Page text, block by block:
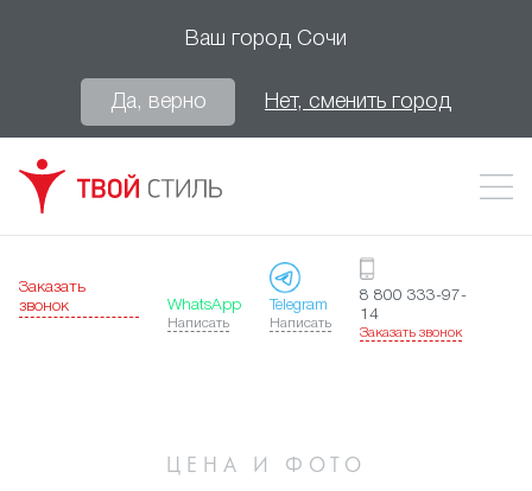
Ваш город Сочи
Да, верно Нет, сменить город
Заказать
звонок
WhatsApp
Написать
Telegram
Написать
8 800 333-97-
14
Заказать звонок
ЦЕНА И ФОТО